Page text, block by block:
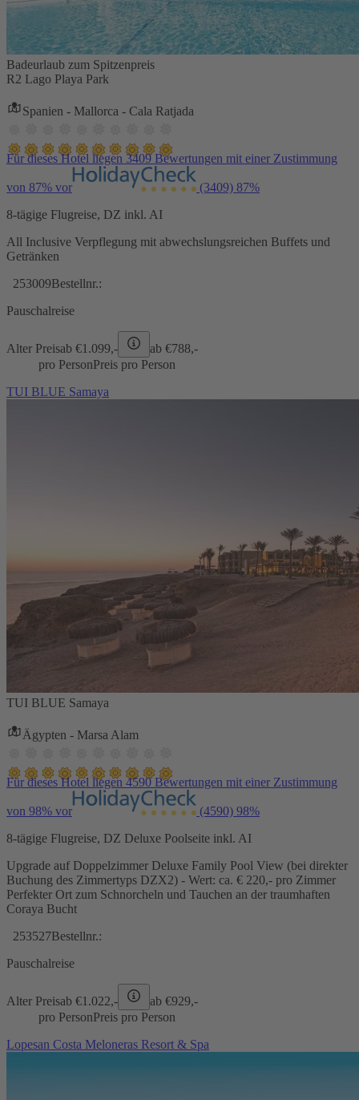
Badeurlaub zum Spitzenpreis
R2 Lago Playa Park
Spanien - Mallorca - Cala Ratjada
Für dieses Hotel liegen 3409 Bewertungen mit einer Zustimmung
von 87% vor (3409) 87%
8-tägige Flugreise, DZ inkl. AI
All Inclusive Verpflegung mit abwechslungsreichen Buffets und
Getränken
253009Bestellnr.:
Pauschalreise
Alter Preisab €1.099,- ab €788,-
pro PersonPreis pro Person
TUI BLUE Samaya
TUI BLUE Samaya
Ägypten - Marsa Alam
Für dieses Hotel liegen 4590 Bewertungen mit einer Zustimmung
von 98% vor (4590) 98%
8-tägige Flugreise, DZ Deluxe Poolseite inkl. AI
Upgrade auf Doppelzimmer Deluxe Family Pool View (bei direkter
Buchung des Zimmertyps DZX2) - Wert: ca. € 220,- pro Zimmer
Perfekter Ort zum Schnorcheln und Tauchen an der traumhaften
Coraya Bucht
253527Bestellnr.:
Pauschalreise
Alter Preisab €1.022,- ab €929,-
pro PersonPreis pro Person
Lopesan Costa Meloneras Resort & Spa